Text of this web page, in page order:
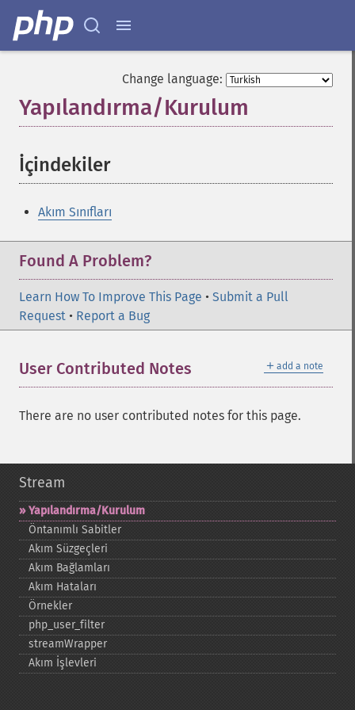
Change language:
Yapılandırma/Kurulum
İçindekiler¶
Akım Sınıfları
Found A Problem?
Learn How To Improve This Page • Submit a Pull
Request • Report a Bug
＋ add a note
User Contributed Notes
There are no user contributed notes for this page.
Stream
Yapılandırma/Kurulum
Öntanımlı Sabitler
Akım Süzgeçleri
Akım Bağlamları
Akım Hataları
Örnekler
php_​user_​filter
streamWrapper
Akım İşlevleri